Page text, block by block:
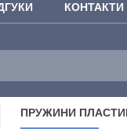
КОНТАКТИ
ПРУЖИНИ